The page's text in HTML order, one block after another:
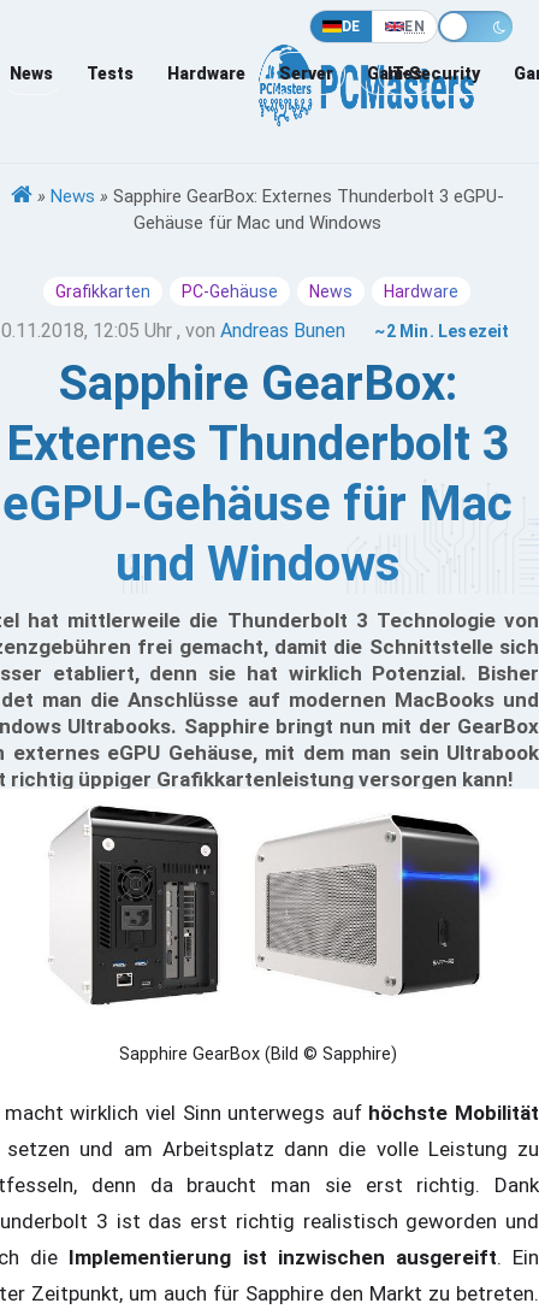
DE EN
News Tests Hardware Server Games
IT-Security
» News » Sapphire GearBox: Externes Thunderbolt 3 eGPU-
Gehäuse für Mac und Windows
Grafikkarten PC-Gehäuse News Hardware
12:05 Uhr , vonAndreas Bunen ~2 Min. Lesezeit
Sapphire GearBox:
Externes Thunderbolt 3
eGPU-Gehäuse für Mac
und Windows
hat mittlerweile die Thunderbolt 3 Technologie von
frei gemacht, damit die Schnittstelle sich
etabliert, denn sie hat wirklich Potenzial. Bisher
man die Anschlüsse auf modernen MacBooks und
Ultrabooks. Sapphire bringt nun mit der GearBox
externes eGPU Gehäuse, mit dem man sein Ultrabook
richtig üppiger Grafikkartenleistung versorgen kann!
Sapphire GearBox (Bild © Sapphire)
macht wirklich viel Sinn unterwegs auf höchste Mobilität
setzen und am Arbeitsplatz dann die volle Leistung zu
denn da braucht man sie erst richtig. Dank
3 ist das erst richtig realistisch geworden und
die Implementierung ist inzwischen ausgereift. Ein
Zeitpunkt, um auch für Sapphire den Markt zu betreten.